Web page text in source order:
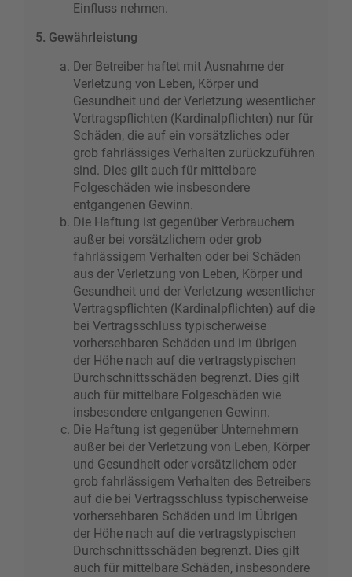
Einfluss nehmen.
5. Gewährleistung
Der Betreiber haftet mit Ausnahme der
Verletzung von Leben, Körper und
Gesundheit und der Verletzung wesentlicher
Vertragspflichten (Kardinalpflichten) nur für
Schäden, die auf ein vorsätzliches oder
grob fahrlässiges Verhalten zurückzuführen
sind. Dies gilt auch für mittelbare
Folgeschäden wie insbesondere
entgangenen Gewinn.
Die Haftung ist gegenüber Verbrauchern
außer bei vorsätzlichem oder grob
fahrlässigem Verhalten oder bei Schäden
aus der Verletzung von Leben, Körper und
Gesundheit und der Verletzung wesentlicher
Vertragspflichten (Kardinalpflichten) auf die
bei Vertragsschluss typischerweise
vorhersehbaren Schäden und im übrigen
der Höhe nach auf die vertragstypischen
Durchschnittsschäden begrenzt. Dies gilt
auch für mittelbare Folgeschäden wie
insbesondere entgangenen Gewinn.
Die Haftung ist gegenüber Unternehmern
außer bei der Verletzung von Leben, Körper
und Gesundheit oder vorsätzlichem oder
grob fahrlässigem Verhalten des Betreibers
auf die bei Vertragsschluss typischerweise
vorhersehbaren Schäden und im Übrigen
der Höhe nach auf die vertragstypischen
Durchschnittsschäden begrenzt. Dies gilt
auch für mittelbare Schäden, insbesondere